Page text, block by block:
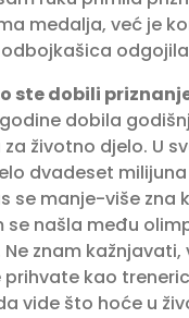
medalja, već je
ste dobili
dobila
životno djelo. U
dvadeset
se manje-više
našla među
znam
prihvate kao
vide što hoće u